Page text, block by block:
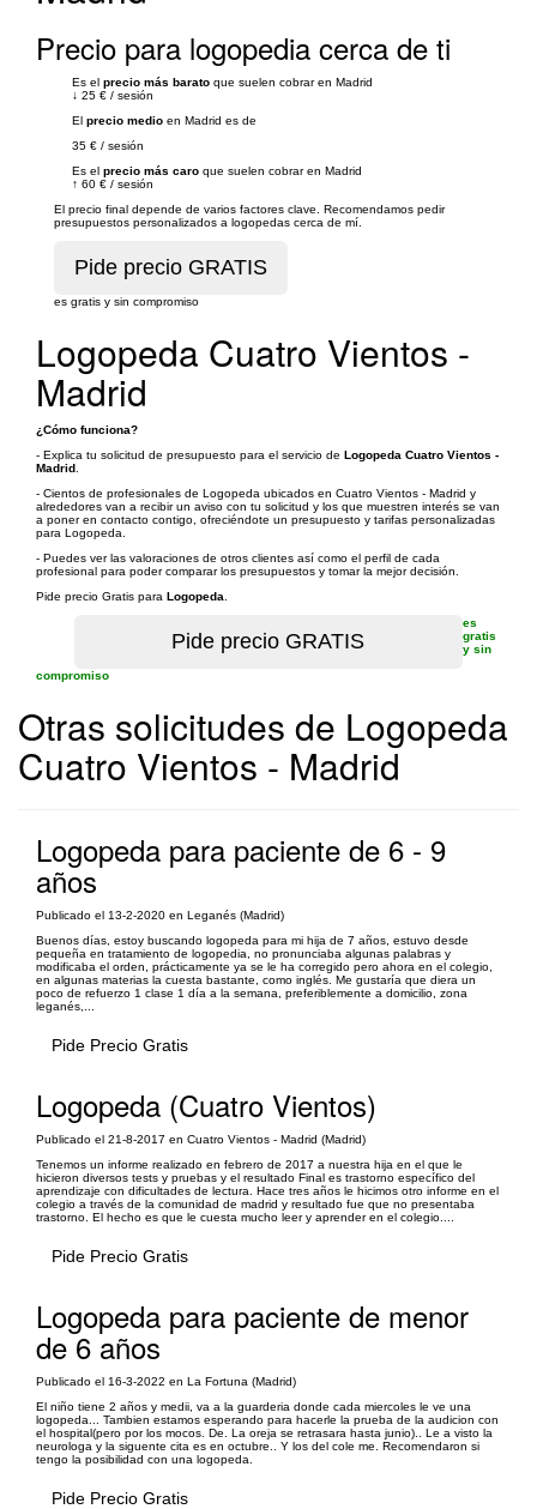
Precio para logopedia cerca de ti
Es el precio más barato que suelen cobrar en Madrid
↓ 25 € / sesión
El precio medio en Madrid es de
35 € / sesión
Es el precio más caro que suelen cobrar en Madrid
↑ 60 € / sesión
El precio final depende de varios factores clave. Recomendamos pedir
presupuestos personalizados a logopedas cerca de mí.
es gratis y sin compromiso
Logopeda Cuatro Vientos -
Madrid
¿Cómo funciona?
- Explica tu solicitud de presupuesto para el servicio de Logopeda Cuatro Vientos -
Madrid
- Cientos de profesionales de Logopeda ubicados en Cuatro Vientos - Madrid y
alrededores van a recibir un aviso con tu solicitud y los que muestren interés se van
a poner en contacto contigo, ofreciéndote un presupuesto y tarifas personalizadas
para Logopeda.
- Puedes ver las valoraciones de otros clientes así como el perfil de cada
profesional para poder comparar los presupuestos y tomar la mejor decisión.
Pide precio Gratis para Logopeda
es
gratis
y sin
compromiso
Otras solicitudes de Logopeda
Cuatro Vientos - Madrid
Logopeda para paciente de 6 - 9
años
Publicado el 13-2-2020 en Leganés (Madrid)
Buenos días, estoy buscando logopeda para mi hija de 7 años, estuvo desde
pequeña en tratamiento de logopedia, no pronunciaba algunas palabras y
modificaba el orden, prácticamente ya se le ha corregido pero ahora en el colegio,
en algunas materias la cuesta bastante, como inglés. Me gustaría que diera un
poco de refuerzo 1 clase 1 día a la semana, preferiblemente a domicilio, zona
leganés,...
Pide Precio Gratis
Logopeda (Cuatro Vientos)
Publicado el 21-8-2017 en Cuatro Vientos - Madrid (Madrid)
Tenemos un informe realizado en febrero de 2017 a nuestra hija en el que le
hicieron diversos tests y pruebas y el resultado Final es trastorno específico del
aprendizaje con dificultades de lectura. Hace tres años le hicimos otro informe en el
colegio a través de la comunidad de madrid y resultado fue que no presentaba
trastorno. El hecho es que le cuesta mucho leer y aprender en el colegio....
Pide Precio Gratis
Logopeda para paciente de menor
de 6 años
Publicado el 16-3-2022 en La Fortuna (Madrid)
El niño tiene 2 años y medii, va a la guarderia donde cada miercoles le ve una
logopeda... Tambien estamos esperando para hacerle la prueba de la audicion con
el hospital(pero por los mocos. De. La oreja se retrasara hasta junio).. Le a visto la
neurologa y la siguente cita es en octubre.. Y los del cole me. Recomendaron si
tengo la posibilidad con una logopeda.
Pide Precio Gratis